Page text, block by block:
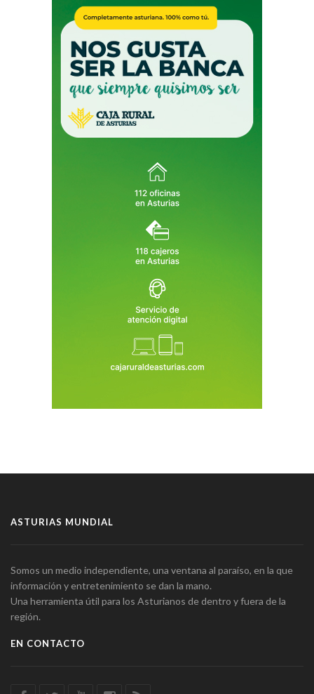
ASTURIAS MUNDIAL
Somos un medio independiente, una ventana al paraíso, en la que
información y entretenimiento se dan la mano.
Una herramienta útil para los Asturianos de dentro y fuera de la
región.
EN CONTACTO